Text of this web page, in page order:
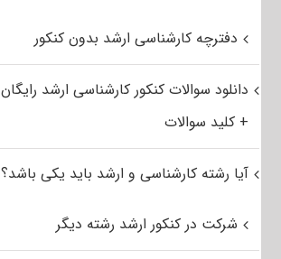
دفترچه کارشناسی ارشد بدون کنکور
دانلود سوالات کنکور کارشناسی ارشد رایگان
+ کلید سوالات
آیا رشته کارشناسی و ارشد باید یکی باشد؟
شرکت در کنکور ارشد رشته دیگر